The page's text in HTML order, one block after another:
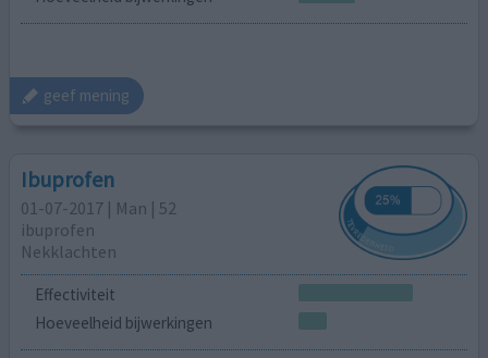
geef mening
Ibuprofen
01-07-2017 | Man | 52
ibuprofen
Nekklachten
Effectiviteit
Hoeveelheid bijwerkingen